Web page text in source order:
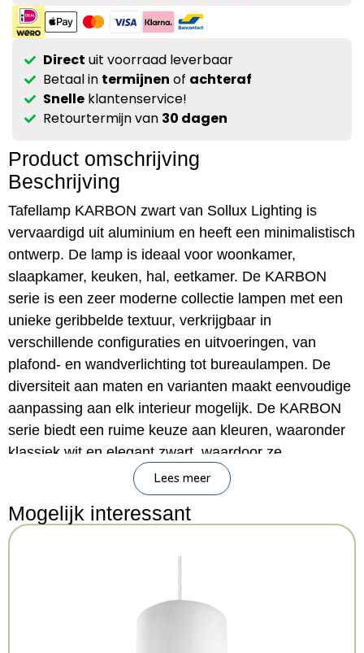
Direct uit voorraad leverbaar
Betaal in termijnen of achteraf
Snelleklantenservice!
Retourtermijn van 30 dagen
Product omschrijving
Beschrijving
Tafellamp KARBON zwart van Sollux Lighting is
vervaardigd uit aluminium en heeft een minimalistisch
ontwerp. De lamp is ideaal voor woonkamer,
slaapkamer, keuken, hal, eetkamer. De KARBON
serie is een zeer moderne collectie lampen met een
unieke geribbelde textuur, verkrijgbaar in
verschillende configuraties en uitvoeringen, van
plafond- en wandverlichting tot bureaulampen. De
diversiteit aan maten en varianten maakt eenvoudige
aanpassing aan elk interieur mogelijk. De KARBON
serie biedt een ruime keuze aan kleuren, waaronder
klassiek wit en elegant zwart, waardoor ze
gemakkelijk in elke ruimte past. Daarnaast is ze
verkrijgbaar in kleuren als goud, beige, olijfgroen en
okerrood, waardoor ze ideaal is voor moderne
interieurs en daarbuiten.
Sollux Lighting
Lees meer
Mogelijk interessant